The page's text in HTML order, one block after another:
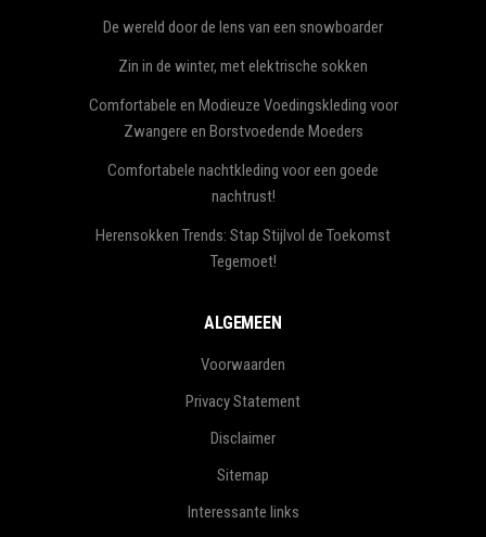
De wereld door de lens van een snowboarder
Zin in de winter, met elektrische sokken
Comfortabele en Modieuze Voedingskleding voor
Zwangere en Borstvoedende Moeders
Comfortabele nachtkleding voor een goede
nachtrust!
Herensokken Trends: Stap Stijlvol de Toekomst
Tegemoet!
ALGEMEEN
Voorwaarden
Privacy Statement
Disclaimer
Sitemap
Interessante links